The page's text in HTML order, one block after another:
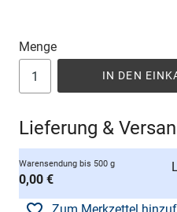
Menge
IN DEN
Lieferung &
Warensendung bis 500 g
0,00 €